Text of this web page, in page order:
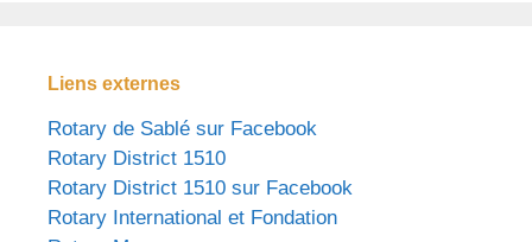
Liens externes
Rotary de Sablé sur Facebook
Rotary District 1510
Rotary District 1510 sur Facebook
Rotary International et Fondation